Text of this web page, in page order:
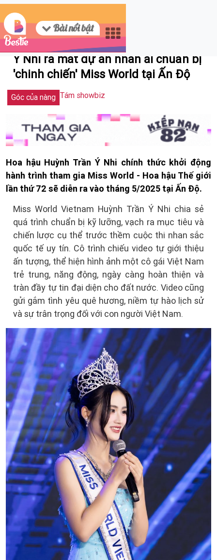
Bài nổi bật
04/25/2025 14:33
Ý Nhi ra mắt dự án nhân ái chuẩn bị
'chinh chiến' Miss World tại Ấn Độ
Góc của nàng Tám showbiz
Hoa hậu Huỳnh Trần Ý Nhi chính thức khởi động
hành trình tham gia Miss World - Hoa hậu Thế giới
lần thứ 72 sẽ diễn ra vào tháng 5/2025 tại Ấn Độ.
Miss World Vietnam Huỳnh Trần Ý Nhi chia sẻ
quá trình chuẩn bị kỹ lưỡng, vạch ra mục tiêu và
chiến lược cụ thể trước thềm cuộc thi nhan sắc
quốc tế uy tín. Cô trình chiếu video tự giới thiệu
ấn tượng, thể hiện hình ảnh một cô gái Việt Nam
trẻ trung, năng động, ngày càng hoàn thiện và
tràn đầy tự tin đại diện cho đất nước. Video cũng
gửi gắm tình yêu quê hương, niềm tự hào lịch sử
và sự trân trọng đối với con người Việt Nam.